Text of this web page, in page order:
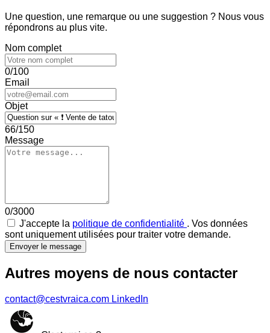
Une question, une remarque ou une suggestion ? Nous vous
répondrons au plus vite.
Nom complet
0/100
Email
Objet
66/150
Message
0/3000
J'accepte la politique de confidentialité . Vos données
sont uniquement utilisées pour traiter votre demande.
Envoyer le message
Autres moyens de nous contacter
contact@cestvraica.com LinkedIn